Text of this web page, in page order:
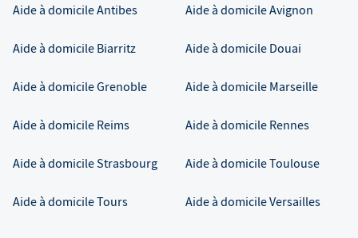
Aide à domicileAntibes Aide à domicileAvignon
Aide à domicile Biarritz Aide à domicile Douai
Aide à domicileGrenoble Aide à domicile Marseille
Aide à domicile Reims Aide à domicile Rennes
Aide à domicileStrasbourg Aide à domicileToulouse
Aide à domicileTours Aide à domicileVersailles